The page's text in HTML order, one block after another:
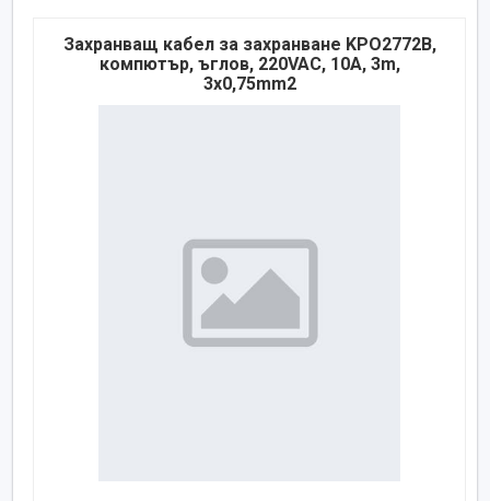
Захранващ кабел за захранване KPO2772B,
компютър, ъглов, 220VAC, 10A, 3m,
3x0,75mm2